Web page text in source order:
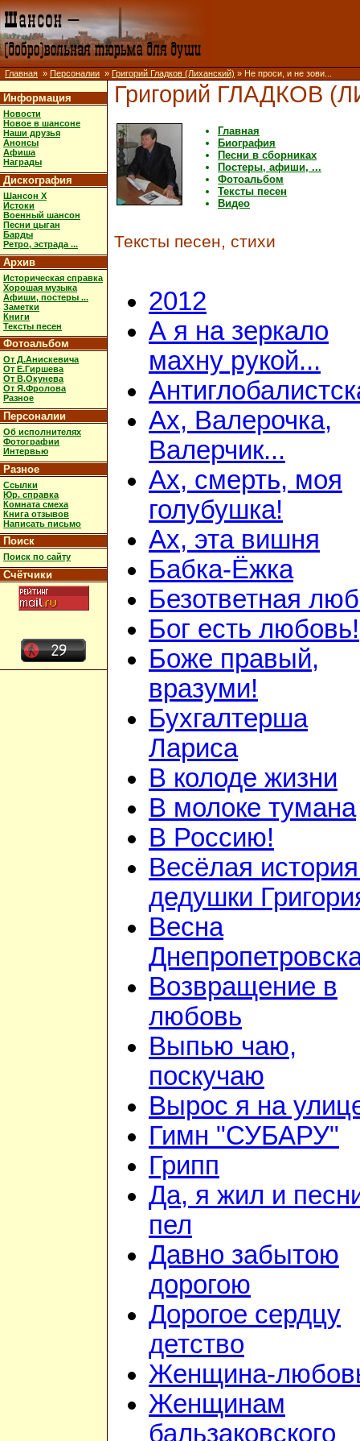
Главная » Персоналии » Григорий Гладков (Лиханский) » Не проси, и не зови...
Информация
Новости
Новое в шансоне
Наши друзья
Анонсы
Афиша
Награды
Дискография
Шансон X
Истоки
Военный шансон
Песни цыган
Барды
Ретро, эстрада ...
Архив
Историческая справка
Хорошая музыка
Афиши, постеры ...
Заметки
Книги
Тексты песен
Фотоальбом
От Д.Анискевича
От Е.Гиршева
От В.Окунева
От Я.Фролова
Разное
Персоналии
Об исполнителях
Фотографии
Интервью
Разное
Ссылки
Юр. справка
Комната смеха
Книга отзывов
Написать письмо
Поиск
Поиск по сайту
Счётчики
Григорий ГЛАДКОВ
Главная
Биография
Песни в сборниках
Постеры, афиши, ...
Фотоальбом
Тексты песен
Видео
Тексты песен, стихи
2012
А я на зеркало
махну рукой...
Ах, Валерочка,
Валерчик...
Ах, смерть, моя
голубушка!
Ах, эта вишня
Бабка-Ёжка
Безответная
Бог есть любовь!
Боже правый,
вразуми!
Бухгалтерша
Лариса
В колоде жизни
В молоке тумана
В Россию!
Весёлая
дедушки
Весна
Возвращение в
любовь
Выпью чаю,
поскучаю
Вырос я на
Гимн "СУБАРУ"
Грипп
Да, я жил и
пел
Давно забытою
дорогою
Дорогое сердцу
детство
Женщина-
Женщинам
бальзаковского